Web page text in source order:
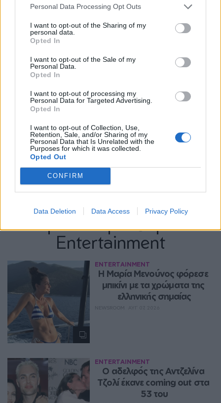
Personal Data Processing Opt Outs
I want to opt-out of the Sharing of my
personal data.
Opted In
I want to opt-out of the Sale of my
Personal Data.
Opted In
I want to opt-out of processing my
Personal Data for Targeted Advertising.
Opted In
I want to opt-out of Collection, Use,
Retention, Sale, and/or Sharing of my
Personal Data that Is Unrelated with the
Purposes for which it was collected.
Opted Out
CONFIRM
Data Deletion Data Access Privacy Policy
Περισσότερα Θέματα
Entertainment
ENTERTAINMENT
Η Μαρία Μενούνος φόρεσε
μπικίνι με τα χρώματα της
ελληνικής σημαίας
ENTERTAINMENT
Ο αδελφός της Αντζελίνα
Τζολί έκανε coming out στα
53 του